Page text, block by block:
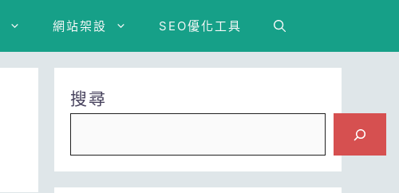
網站架設 SEO優化工具
搜尋